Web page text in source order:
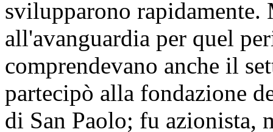
svilupparono rapidamente.
all'avanguardia per quel
comprendevano anche il
partecipò alla fondazione
di San Paolo; fu azionista,